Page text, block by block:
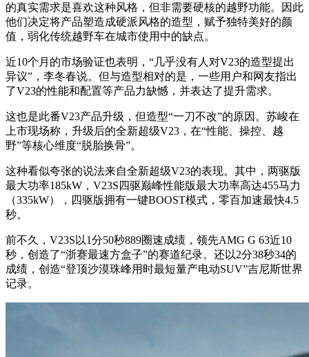
的真实需求是喜欢这种风格，但非需要硬核的越野功能。因此
他们决定将产品塑造成硬派风格的造型，赋予独特美好的颜
值，弱化传统越野车在城市使用中的缺点。
近10个月的市场验证也表明，“几乎没有人对V23的造型提出
异议”，李冬春说。但与造型相对的是，一些用户和网友指出
了V23的性能和配置等产品力缺憾，并表达了提升需求。
这也是此番V23产品升级，但造型“一刀不改”的原因。苏峻在
上市现场称，升级后的全新超级V23，在“性能、操控、越
野”等核心维度“脱胎换骨”。
这种看似夸张的说法来自全新超级V23的表现。其中，两驱版
最大功率185kW，V23S四驱巅峰性能版最大功率高达455马力
（335kW），四驱版拥有一键BOOST模式，零百加速最快4.5
秒。
前不久，V23S以1分50秒889圈速成绩，领先AMG G 63近10
秒，创造了“浙赛最速方盒子”的赛道纪录。还以2分38秒34的
成绩，创造“登顶沙漠珠峰用时最短量产电动SUV”吉尼斯世界
记录。